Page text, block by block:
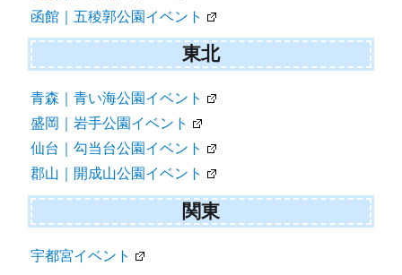
函館｜五稜郭公園イベント
東北
青森｜青い海公園イベント
盛岡｜岩手公園イベント
仙台｜勾当台公園イベント
郡山｜開成山公園イベント
関東
宇都宮イベント